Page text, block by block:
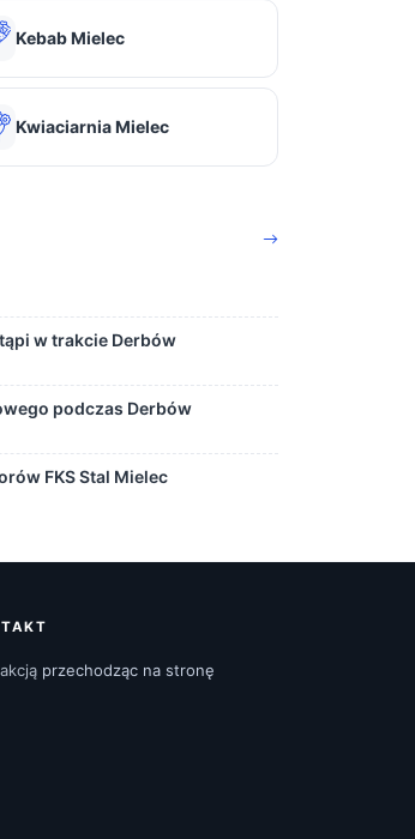
Kebab Mielec
Kwiaciarnia Mielec
w trakcie Derbów
podczas Derbów
FKS Stal Mielec
przechodząc na stronę